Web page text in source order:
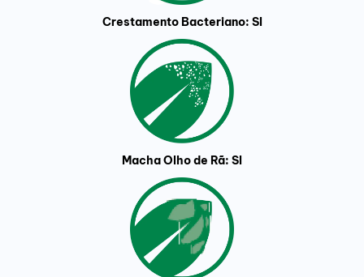
Crestamento Bacteriano: SI
Macha Olho de Rã: SI